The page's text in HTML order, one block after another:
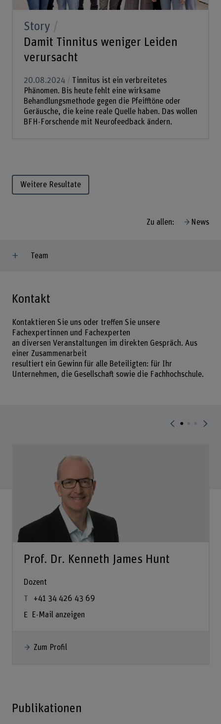
Story
Damit Tinnitus weniger Leiden
verursacht
20.08.2024
Tinnitus ist ein verbreitetes
Phänomen. Bis heute fehlt eine wirksame
Behandlungsmethode gegen die Pfeifftöne oder
Geräusche, die keine reale Quelle haben. Das wollen
BFH-Forschende mit Neurofeedback ändern.
Weitere Resultate
Zu allen: News
Team
Kontakt
Kontaktieren Sie uns oder treffen Sie unsere
Fachexpertinnen und Fachexperten
an diversen Veranstaltungen im direkten Gespräch. Aus
einer Zusammenarbeit
resultiert ein Gewinn für alle Beteiligten: für Ihr
Unternehmen, die Gesellschaft sowie die Fachhochschule.
Prof. Dr. Kenneth James Hunt
Dozent
+41 34 426 43 69
E-Mail anzeigen
Zum Profil
Publikationen